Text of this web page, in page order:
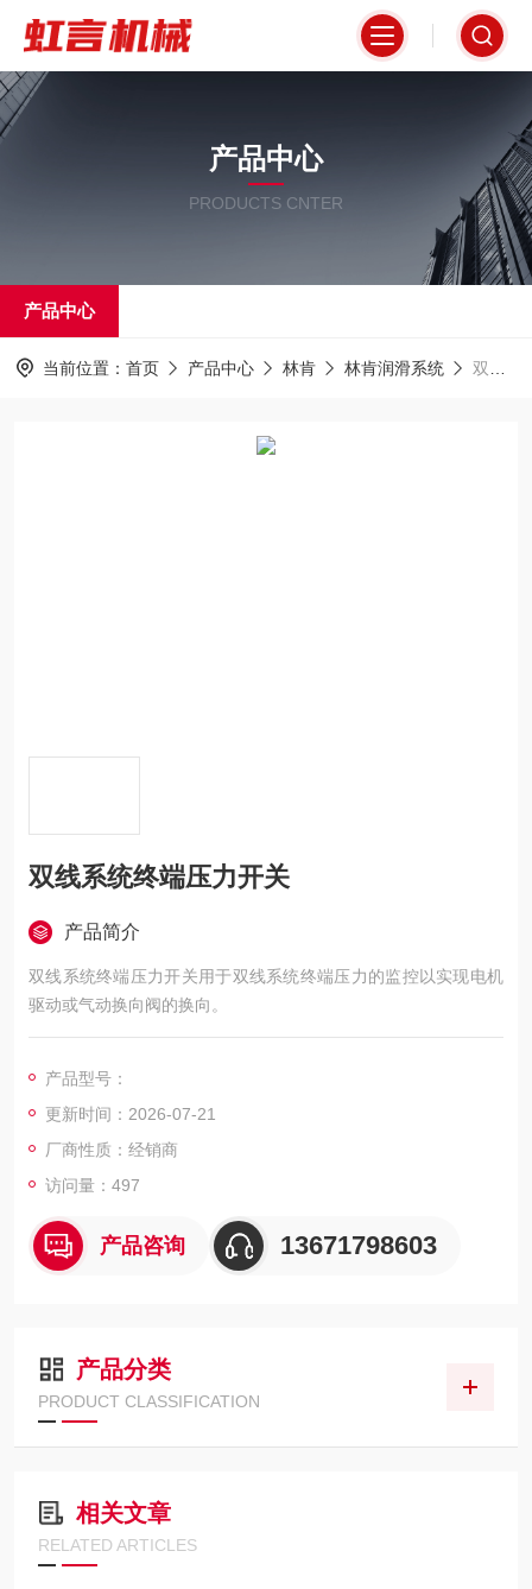
产品中心
PRODUCTS CNTER
产品中心
当前位置： 首页 产品中心 林肯 林肯润滑系统 双线系统终端压力开关
双线系统终端压力开关
产品简介
双线系统终端压力开关用于双线系统终端压力的监控以实现电机
驱动或气动换向阀的换向。
产品型号：
更新时间：2026-07-21
厂商性质：经销商
访问量：497
产品咨询 13671798603
产品分类
PRODUCT CLASSIFICATION
相关文章
RELATED ARTICLES